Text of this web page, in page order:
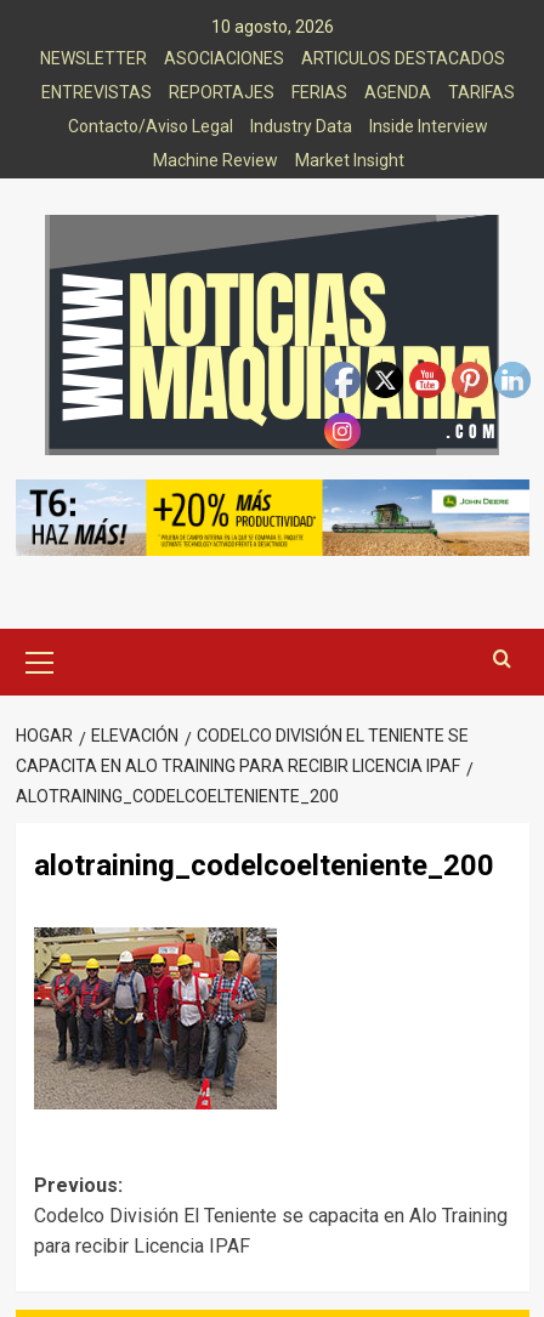
10 agosto, 2026
NEWSLETTER
ASOCIACIONES
ARTICULOS DESTACADOS
ENTREVISTAS
REPORTAJES FERIAS AGENDA
TARIFAS
Contacto/Aviso Legal
Industry Data
Inside Interview
Machine Review
Market Insight
principal
HOGAR ELEVACIÓN
CODELCO DIVISIÓN EL TENIENTE SE
CAPACITA EN ALO TRAINING PARA RECIBIR LICENCIA IPAF
ALOTRAINING_CODELCOELTENIENTE_200
alotraining_codelcoelteniente_200
Post
navigation
Previous:
Codelco División El Teniente se capacita en Alo Training
para recibir Licencia IPAF